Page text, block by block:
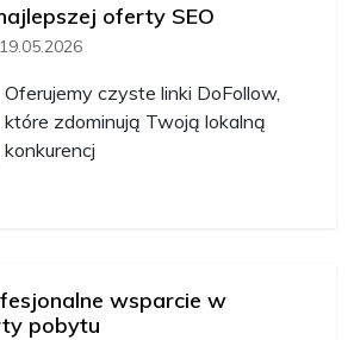
oferty SEO
19.05.2026
Oferujemy czyste linki DoFollow,
które zdominują Twoją lokalną
konkurencj
wsparcie w
pobytu